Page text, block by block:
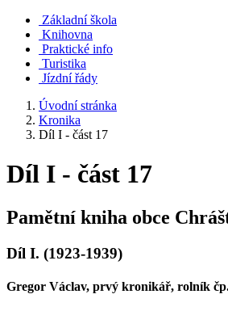
Základní škola
Knihovna
Praktické info
Turistika
Jízdní řády
Úvodní stránka
Kronika
Díl I - část 17
Díl I - část 17
Pamětní kniha obce
Díl I. (1923-1939)
Gregor Václav, prvý kronikář, rolník